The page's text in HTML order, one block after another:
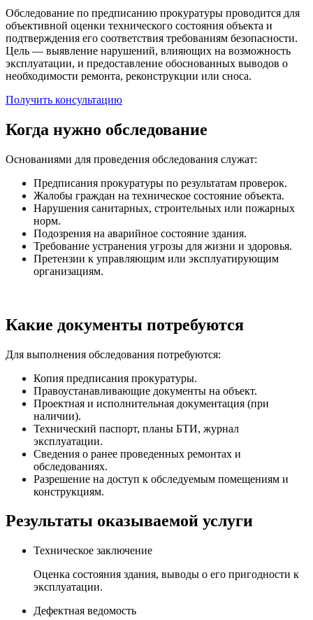
Обследование по предписанию прокуратуры проводится для
объективной оценки технического состояния объекта и
подтверждения его соответствия требованиям безопасности.
Цель — выявление нарушений, влияющих на возможность
эксплуатации, и предоставление обоснованных выводов о
необходимости ремонта, реконструкции или сноса.
Получить консультацию
Когда нужно обследование
Основаниями для проведения обследования служат:
Предписания прокуратуры по результатам проверок.
Жалобы граждан на техническое состояние объекта.
Нарушения санитарных, строительных или пожарных
норм.
Подозрения на аварийное состояние здания.
Требование устранения угрозы для жизни и здоровья.
Претензии к управляющим или эксплуатирующим
организациям.
Какие документы потребуются
Для выполнения обследования потребуются:
Копия предписания прокуратуры.
Правоустанавливающие документы на объект.
Проектная и исполнительная документация (при
наличии).
Технический паспорт, планы БТИ, журнал
эксплуатации.
Сведения о ранее проведенных ремонтах и
обследованиях.
Разрешение на доступ к обследуемым помещениям и
конструкциям.
Результаты оказываемой услуги
Техническое заключение
Оценка состояния здания, выводы о его пригодности к
эксплуатации.
Дефектная ведомость